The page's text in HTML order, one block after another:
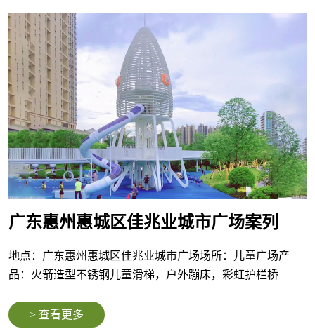
广东惠州惠城区佳兆业城市广场案列
地点：广东惠州惠城区佳兆业城市广场场所：儿童广场产
品：火箭造型不锈钢儿童滑梯，户外蹦床，彩虹护栏桥
> 查看更多